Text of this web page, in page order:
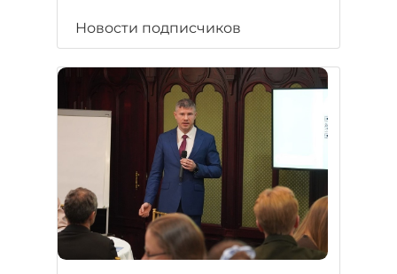
Новости подписчиков